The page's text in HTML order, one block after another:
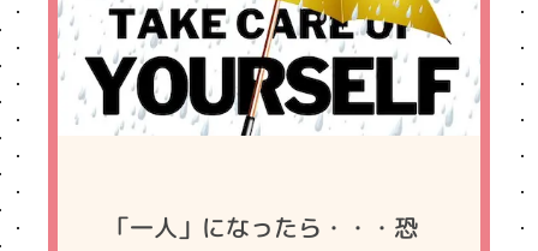
「一人」になったら・・・恐